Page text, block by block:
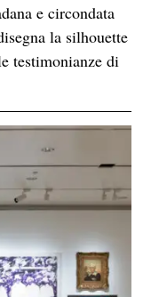
e circondata
la silhouette
testimonianze di